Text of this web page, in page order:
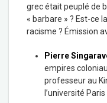
grec était peuplé de
« barbare » ? Est-ce
racisme ? Émission
Pierre
empires
professeur au
l’université